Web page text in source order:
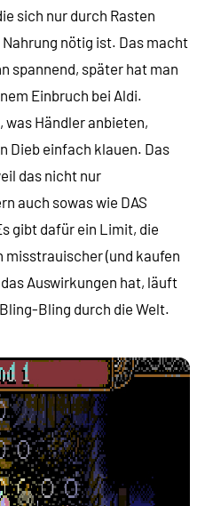
sich nur durch Rasten
nötig ist. Das macht
spannend, später hat man
Einbruch bei Aldi.
was Händler anbieten,
Dieb einfach klauen. Das
das nicht nur
auch sowas wie DAS
gibt dafür ein Limit, die
misstrauischer (und kaufen
Auswirkungen hat, läuft
Bling durch die Welt.